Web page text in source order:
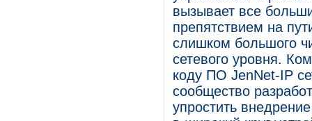
вызывает все
препятствием на
слишком большого
сетевого уровня.
коду ПО JenNet-IP
сообщество
упростить